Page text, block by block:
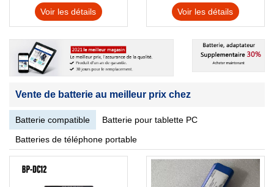
Voir les détails Voir les détails
Vente de batterie au meilleur prix chez
Batterie compatible
Batterie pour tablette PC
Batteries de téléphone portable